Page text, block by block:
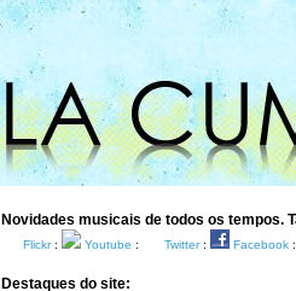
Novidades musicais de todos os tempos.
Flickr: Youtube : Twitter: Facebook :
Destaques do site: